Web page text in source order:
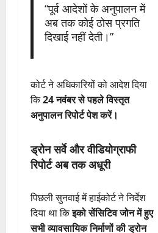
“पूर्व आदेशों के अनुपालन में
अब तक कोई ठोस प्रगति
दिखाई नहीं देती।”
कोर्ट ने अधिकारियों को आदेश दिया
कि24 नवंबर से पहले विस्तृत
अनुपालन रिपोर्ट पेश करें।
ड्रोन सर्वे और वीडियोग्राफी
रिपोर्ट अब तक अधूरी
पिछली सुनवाई में हाईकोर्ट ने निर्देश
दिया था किइको सेंसिटिव जोन में हुए
सभी व्यावसायिक निर्माणों की ड्रोन